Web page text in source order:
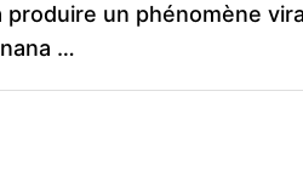
produire un phénomène
…